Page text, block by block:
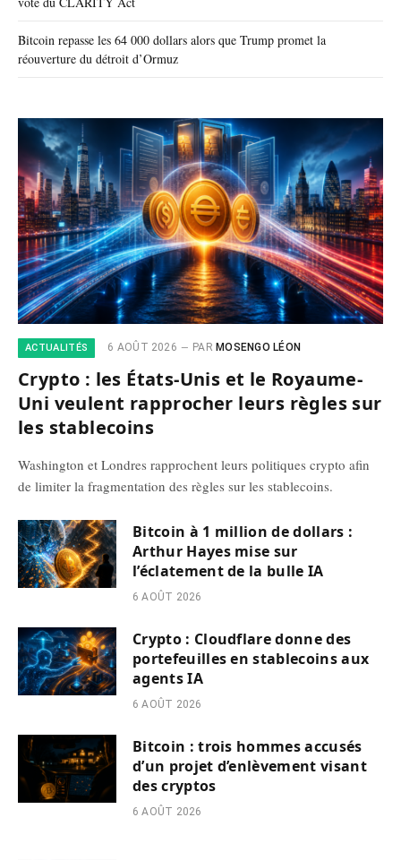
Bitcoin repasse les 64 000 dollars alors que Trump promet la
réouverture du détroit d’Ormuz
ACTUALITÉS 6 AOÛT 2026 PAR MOSENGO LÉON
Crypto : les États-Unis et le Royaume-
Uni veulent rapprocher leurs règles sur
les stablecoins
Washington et Londres rapprochent leurs politiques crypto afin
de limiter la fragmentation des règles sur les stablecoins.
Bitcoin à 1 million de dollars :
Arthur Hayes mise sur
l’éclatement de la bulle IA
6 AOÛT 2026
Crypto : Cloudflare donne des
portefeuilles en stablecoins aux
agents IA
6 AOÛT 2026
Bitcoin : trois hommes accusés
d’un projet d’enlèvement visant
des cryptos
6 AOÛT 2026